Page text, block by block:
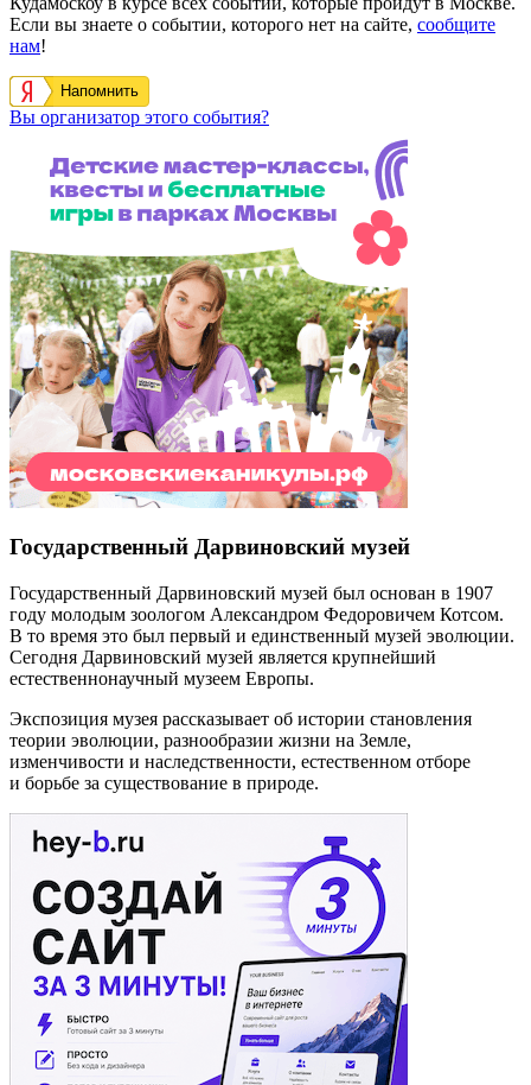
Если вы знаете о событии, которого нет на сайте, сообщите
нам!
Напомнить
Вы организатор этого события?
Государственный Дарвиновский музей
Государственный Дарвиновский музей был основан в 1907
году молодым зоологом Александром Федоровичем Котсом.
В то время это был первый и единственный музей эволюции.
Сегодня Дарвиновский музей является крупнейший
естественнонаучный музеем Европы.
Экспозиция музея рассказывает об истории становления
теории эволюции, разнообразии жизни на Земле,
изменчивости и наследственности, естественном отборе
и борьбе за существование в природе.